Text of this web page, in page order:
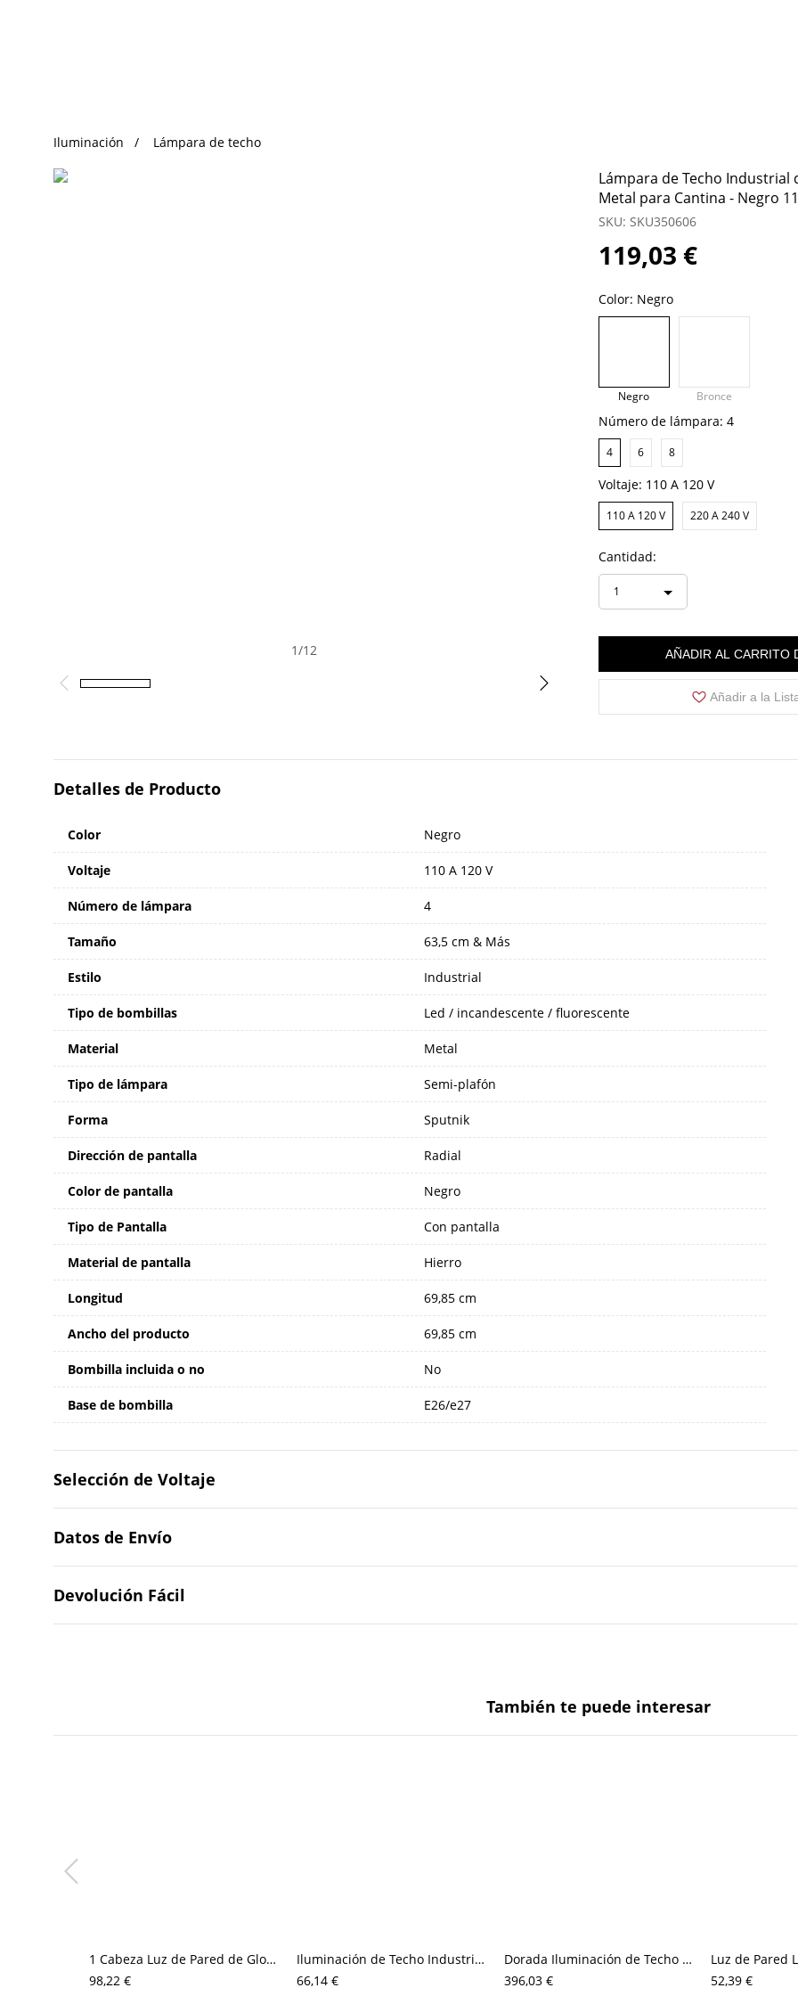
Iluminación Lámpara de techo
1/12
Lámpara de Techo Industrial
Metal para Cantina - Negro
SKU: SKU350606
119,03 €
Color: Negro
Negro Bronce
Número de lámpara: 4
4 6 8
Voltaje: 110 A 120 V
110 A 120 V 220 A 240 V
Cantidad:
1
AÑADIR AL CARRITO
Añadir a la
Detalles de Producto
Color Negro
Voltaje 110 A 120 V
Número de lámpara 4
Tamaño 63,5 cm & Más
Estilo Industrial
Tipo de bombillas Led / incandescente / fluorescente
Material Metal
Tipo de lámpara Semi-plafón
Forma Sputnik
Dirección de pantalla Radial
Color de pantalla Negro
Tipo de Pantalla Con pantalla
Material de pantalla Hierro
Longitud 69,85 cm
Ancho del producto 69,85 cm
Bombilla incluida o no No
Base de bombilla E26/e27
Selección de Voltaje
Datos de Envío
Devolución Fácil
También te puede interesar
1 Cabeza Luz de Pared de Globo Luminaria de Pared Simple de Metal en Latón para Dormitorio
98,22 €
Iluminación de Techo Industrial de Metal Luz de Techo Semi Rasante Radial para Sala
66,14 €
Dorada Iluminación de Techo Radial Moderna Semi Plafón Metálico con Sombra de Globos
396,03 €
52,39 €